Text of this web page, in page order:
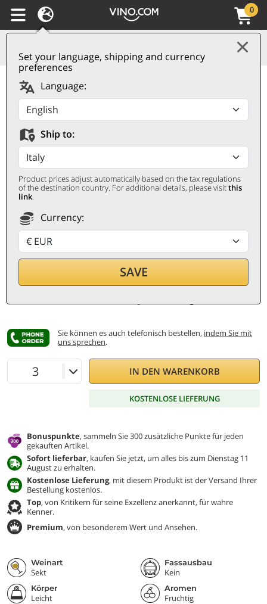
Set your language, shipping and currency
preferences
Language:
Ship to:
Product prices adjust automatically based on the tax regulations
of the destination country. For additional details, please visitthis
link.
Currency:
SAVE
0
Champagne AOC Brut
Mosaïque Jacquart
JACQUART
Magnum 1,5 ℓ, Geschenketui
72€
Sie können es auch telefonisch bestellen, indem Sie mit
uns sprechen.
IN DEN WARENKORB
KOSTENLOSE LIEFERUNG
Bonuspunkte, sammeln Sie 300 zusätzliche Punkte für jeden
gekauften Artikel.
Sofort lieferbar, kaufen Sie jetzt, um alles bis zum Dienstag 11
August zu erhalten.
Kostenlose Lieferung, mit diesem Produkt ist der Versand Ihrer
Bestellung kostenlos.
Top, von Kritikern für seine Exzellenz anerkannt, für wahre
Kenner.
Premium, von besonderem Wert und Ansehen.
Weinart
Sekt
Fassausbau
Kein
Körper
Leicht
Aromen
Fruchtig